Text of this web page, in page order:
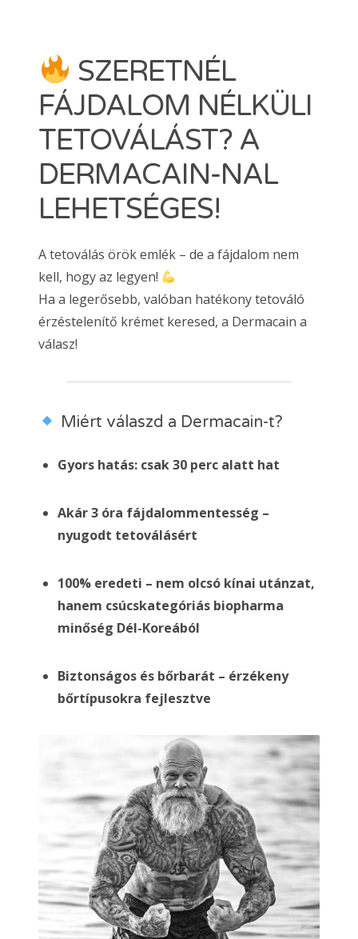
Dermacain 50g
Kosár
ÜZLETI
Search
SZERETNÉL
FÁJDALOM NÉLKÜLI
TETOVÁLÁST? A
DERMACAIN-NAL
LEHETSÉGES!
A tetoválás örök emlék – de a fájdalom nem
kell, hogy az legyen!
Ha a legerősebb, valóban hatékony tetováló
érzéstelenítő krémet keresed, a Dermacain a
válasz!
Miért válaszd a Dermacain-t?
Gyors hatás: csak 30 perc alatt hat
Akár 3 óra fájdalommentesség –
nyugodt tetoválásért
100% eredeti – nem olcsó kínai utánzat,
hanem csúcskategóriás biopharma
minőség Dél-Koreából
Biztonságos és bőrbarát – érzékeny
bőrtípusokra fejlesztve
VÁLASSZON A TKTX KENŐCSÖK KÖZÜL